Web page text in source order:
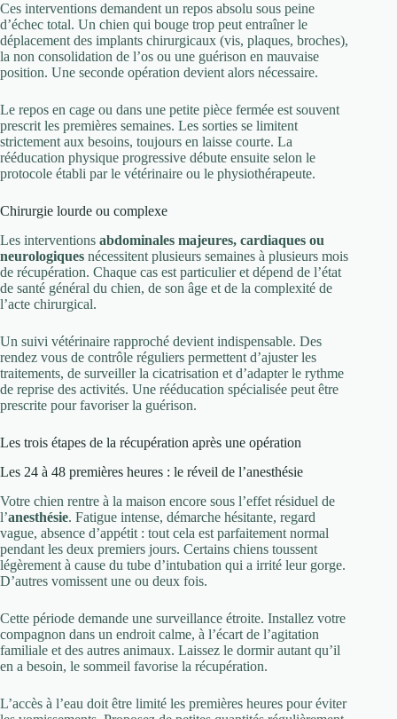
Ces interventions demandent un repos absolu sous peine
d’échec total. Un chien qui bouge trop peut entraîner le
déplacement des implants chirurgicaux (vis, plaques, broches),
la non consolidation de l’os ou une guérison en mauvaise
position. Une seconde opération devient alors nécessaire.
Le repos en cage ou dans une petite pièce fermée est souvent
prescrit les premières semaines. Les sorties se limitent
strictement aux besoins, toujours en laisse courte. La
rééducation physique progressive débute ensuite selon le
protocole établi par le vétérinaire ou le physiothérapeute.
Chirurgie lourde ou complexe
Les interventions abdominales majeures, cardiaques ou
neurologiques nécessitent plusieurs semaines à plusieurs mois
de récupération. Chaque cas est particulier et dépend de l’état
de santé général du chien, de son âge et de la complexité de
l’acte chirurgical.
Un suivi vétérinaire rapproché devient indispensable. Des
rendez vous de contrôle réguliers permettent d’ajuster les
traitements, de surveiller la cicatrisation et d’adapter le rythme
de reprise des activités. Une rééducation spécialisée peut être
prescrite pour favoriser la guérison.
Les trois étapes de la récupération après une opération
Les 24 à 48 premières heures : le réveil de l’anesthésie
Votre chien rentre à la maison encore sous l’effet résiduel de
l’anesthésie. Fatigue intense, démarche hésitante, regard
vague, absence d’appétit : tout cela est parfaitement normal
pendant les deux premiers jours. Certains chiens toussent
légèrement à cause du tube d’intubation qui a irrité leur gorge.
D’autres vomissent une ou deux fois.
Cette période demande une surveillance étroite. Installez votre
compagnon dans un endroit calme, à l’écart de l’agitation
familiale et des autres animaux. Laissez le dormir autant qu’il
en a besoin, le sommeil favorise la récupération.
L’accès à l’eau doit être limité les premières heures pour éviter